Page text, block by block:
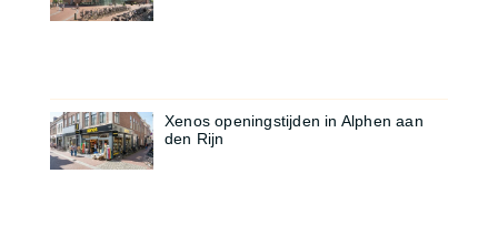
Xenos openingstijden in Alphen aan
den Rijn